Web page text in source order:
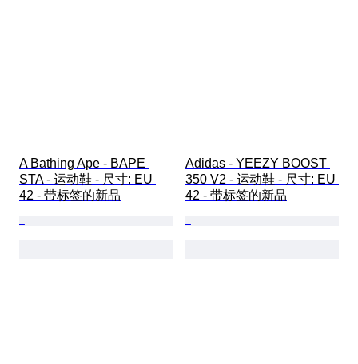
A Bathing Ape - BAPE
STA - 运动鞋 - 尺寸: EU
42 - 带标签的新品
Adidas - YEEZY BOOST
350 V2 - 运动鞋 - 尺寸: EU
42 - 带标签的新品